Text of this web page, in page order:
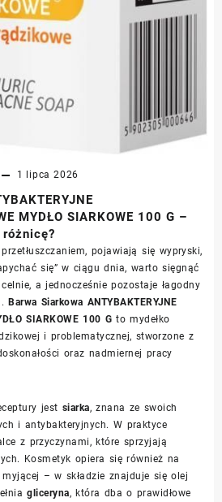
1 lipca 2026
MYDŁO SIARKOWE 100 G –
pojawiają się wypryski,
się” w ciągu dnia, warto sięgnąć
a jednocześnie pozostaje łagodny
Barwa Siarkowa ANTYBAKTERYJNE
SIARKOWE 100 G to mydełko
i problematycznej, stworzone z
oraz nadmiernej pracy
jest siarka, znana ze swoich
i antybakteryjnych. W praktyce
z przyczynami, które sprzyjają
Kosmetyk opiera się również na
– w składzie znajduje się olej
gliceryna, która dba o prawidłowe